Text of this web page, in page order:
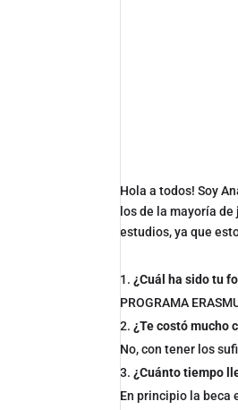
Hola a todos! Soy
los de la mayoría
estudios, ya que
¿Cuál ha sido tu
PROGRAMA
¿Te costó mucho
No, con tener los
¿Cuánto tiempo
En principio la beca